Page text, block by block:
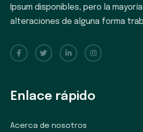
Ipsum disponibles, pero la
alteraciones de alguna forma
Enlace rápido
Acerca de nosotros